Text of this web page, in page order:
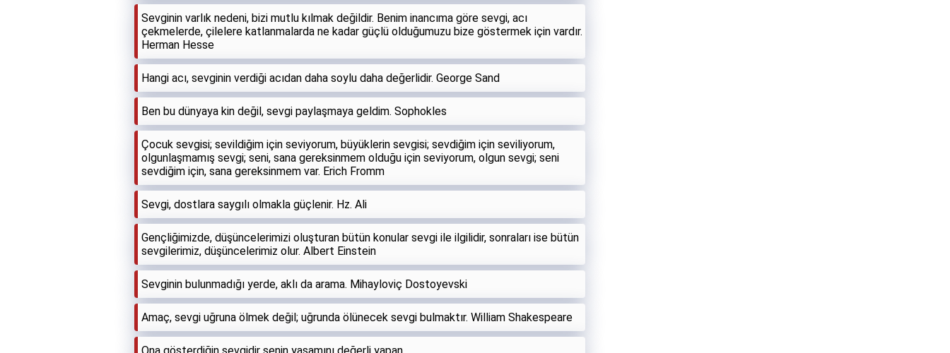
Sevginin varlık nedeni, bizi mutlu kılmak değildir. Benim inancıma göre sevgi, acı
çekmelerde, çilelere katlanmalarda ne kadar güçlü olduğumuzu bize göstermek için vardır.
Herman Hesse
Hangi acı, sevginin verdiği acıdan daha soylu daha değerlidir. George Sand
Ben bu dünyaya kin değil, sevgi paylaşmaya geldim. Sophokles
Çocuk sevgisi; sevildiğim için seviyorum, büyüklerin sevgisi; sevdiğim için seviliyorum,
olgunlaşmamış sevgi; seni, sana gereksinmem olduğu için seviyorum, olgun sevgi; seni
sevdiğim için, sana gereksinmem var. Erich Fromm
Sevgi, dostlara saygılı olmakla güçlenir. Hz. Ali
Gençliğimizde, düşüncelerimizi oluşturan bütün konular sevgi ile ilgilidir, sonraları ise bütün
sevgilerimiz, düşüncelerimiz olur. Albert Einstein
Sevginin bulunmadığı yerde, aklı da arama. Mihayloviç Dostoyevski
Amaç, sevgi uğruna ölmek değil; uğrunda ölünecek sevgi bulmaktır. William Shakespeare